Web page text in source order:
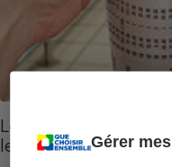
Gérer
Loi Alimentation -
les prix